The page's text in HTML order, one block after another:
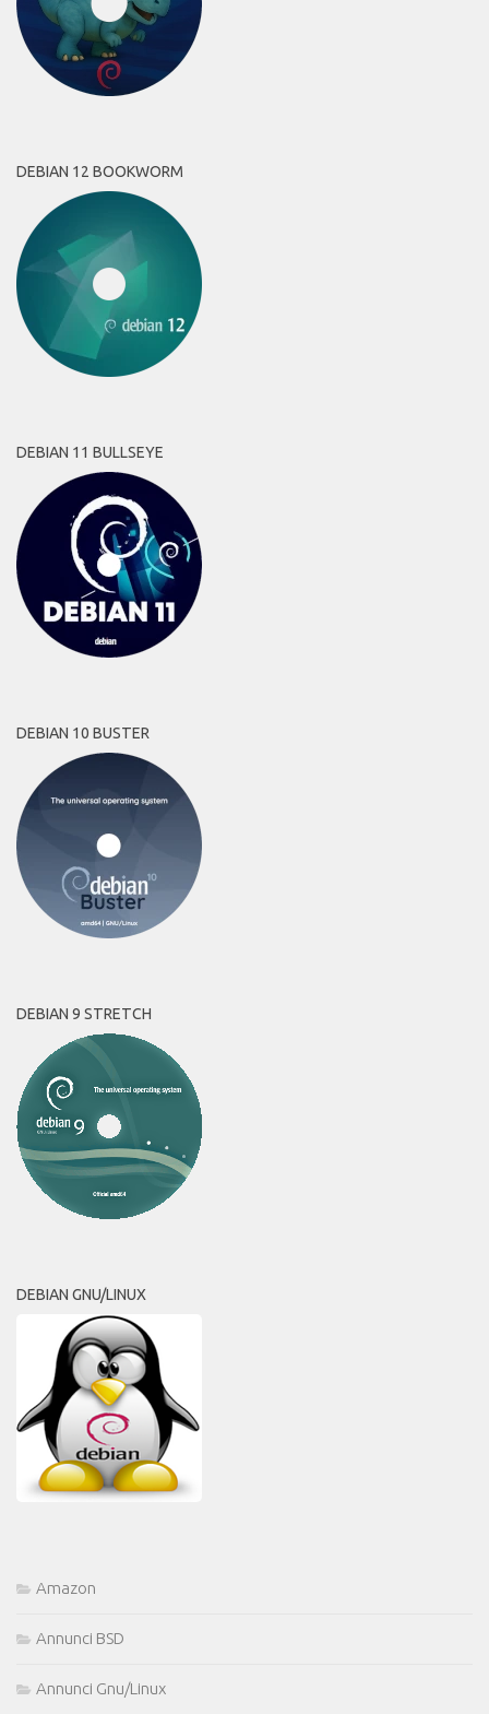
DEBIAN 12 BOOKWORM
DEBIAN 11 BULLSEYE
DEBIAN 10 BUSTER
DEBIAN 9 STRETCH
DEBIAN GNU/LINUX
Amazon
Annunci BSD
Annunci Gnu/Linux